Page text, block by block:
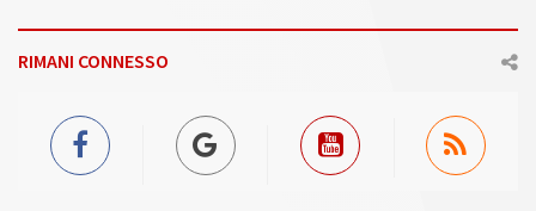
RIMANI CONNESSO